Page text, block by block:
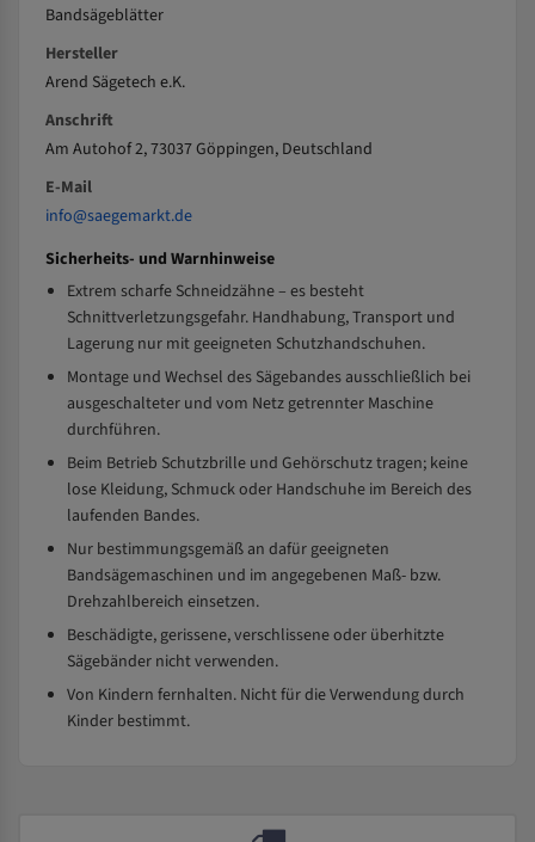
Bandsägeblätter
Hersteller
Arend Sägetech e.K.
Anschrift
Am Autohof 2, 73037 Göppingen, Deutschland
E-Mail
info@saegemarkt.de
Sicherheits- und Warnhinweise
Extrem scharfe Schneidzähne – es besteht
Schnittverletzungsgefahr. Handhabung, Transport und
Lagerung nur mit geeigneten Schutzhandschuhen.
Montage und Wechsel des Sägebandes ausschließlich bei
ausgeschalteter und vom Netz getrennter Maschine
durchführen.
Beim Betrieb Schutzbrille und Gehörschutz tragen; keine
lose Kleidung, Schmuck oder Handschuhe im Bereich des
laufenden Bandes.
Nur bestimmungsgemäß an dafür geeigneten
Bandsägemaschinen und im angegebenen Maß- bzw.
Drehzahlbereich einsetzen.
Beschädigte, gerissene, verschlissene oder überhitzte
Sägebänder nicht verwenden.
Von Kindern fernhalten. Nicht für die Verwendung durch
Kinder bestimmt.